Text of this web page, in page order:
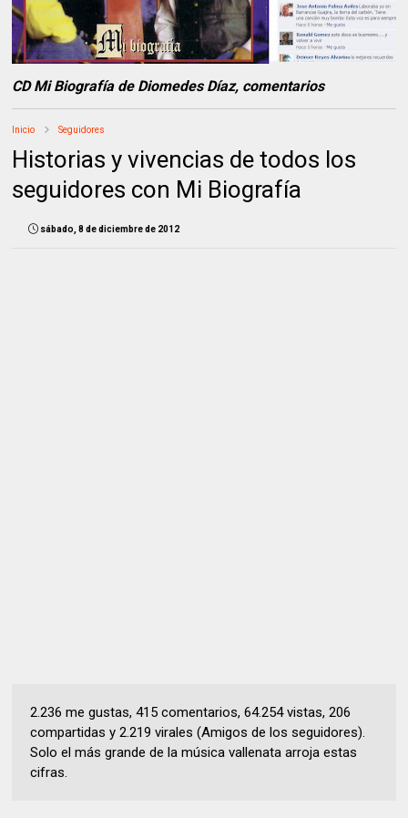
CD Mi Biografía de Diomedes Díaz, comentarios
Inicio Seguidores
Historias y vivencias de todos los
seguidores con Mi Biografía
sábado, 8 de diciembre de 2012
2.236 me gustas, 415 comentarios, 64.254 vistas, 206
compartidas y 2.219 virales (Amigos de los seguidores).
Solo el más grande de la música vallenata arroja estas
cifras.